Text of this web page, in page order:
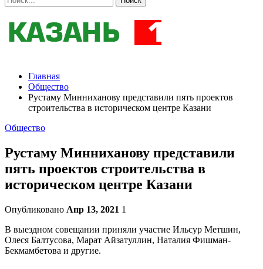
Главная
Общество
Рустаму Минниханову представили пять проектов
строительства в историческом центре Казани
Общество
Рустаму Минниханову представили
пять проектов строительства в
историческом центре Казани
Опубликовано Апр 13, 2021 1
В выездном совещании приняли участие Ильсур Метшин,
Олеся Балтусова, Марат Айзатуллин, Наталия Фишман-
Бекмамбетова и другие.